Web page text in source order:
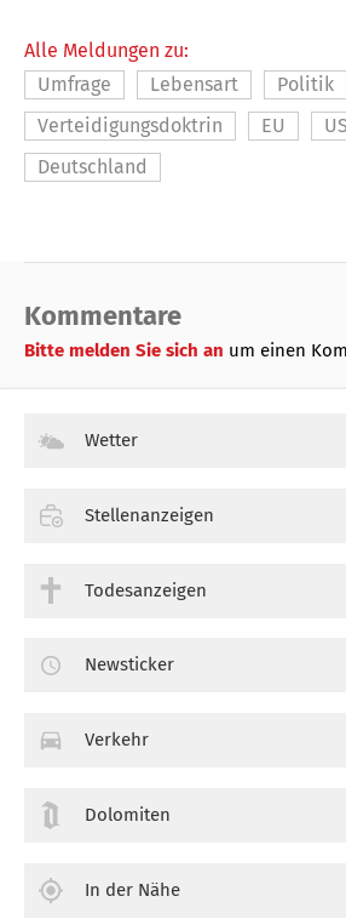
Alle Meldungen zu:
Umfrage
Lebensart
Politik
Verteidigungsdoktrin
EU
Deutschland
Kommentare
Bitte melden Sie sich an um einen
Wetter
Stellenanzeigen
Todesanzeigen
Newsticker
Verkehr
Dolomiten
In der Nähe